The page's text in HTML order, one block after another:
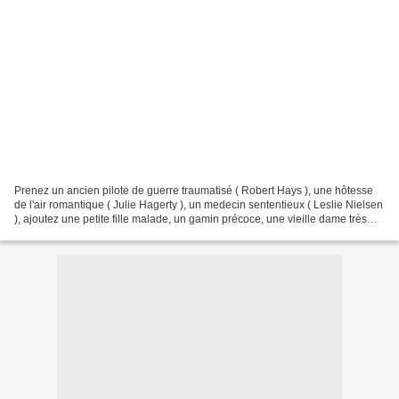
Prenez un ancien pilote de guerre traumatisé ( Robert Hays ), une hôtesse
de l'air romantique ( Julie Hagerty ), un medecin sententieux ( Leslie Nielsen
), ajoutez une petite fille malade, un gamin précoce, une vieille dame très